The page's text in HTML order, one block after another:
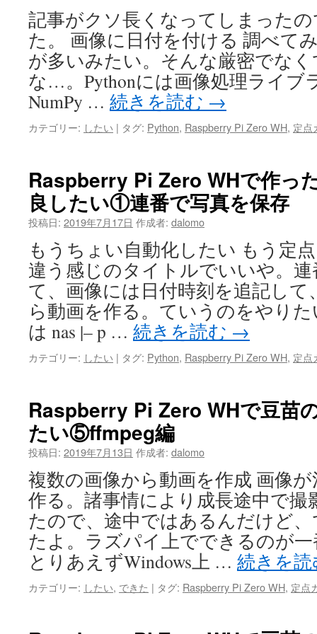
記事がクソ長くなってしまった
た。 画像に日付を付ける 調べて
が多いみたい。そんな厳密でな
な…。Pythonには画像処理ライブ
NumPy … 続きを読む →
カテゴリー: したい | タグ: Python, Raspberry Pi Zero WH, 定点
Raspberry Pi Zero WHで作っ
良したい①連番で写真を保存
投稿日: 2019年7月17日 作成者: dalomo
もうちょい自動化したい もう定
違う感じのタイトルでいいや。
て、画像には日付時刻を追記し
ら動画を作る。ていうのをやり
は nas |– p … 続きを読む →
カテゴリー: したい | タグ: Python, Raspberry Pi Zero WH, 定点
Raspberry Pi Zero WHで豆苗
たい⑤ffmpeg編
投稿日: 2019年7月13日 作成者: dalomo
複数の画像から動画を作成 画像
作る。諸事情により成長途中で
たので、途中ではあるんだけど
たよ。ラズパイ上でできるのが
とりあえずWindows上 … 続きを
カテゴリー: したい, できた | タグ: Raspberry Pi Zero WH, 定点